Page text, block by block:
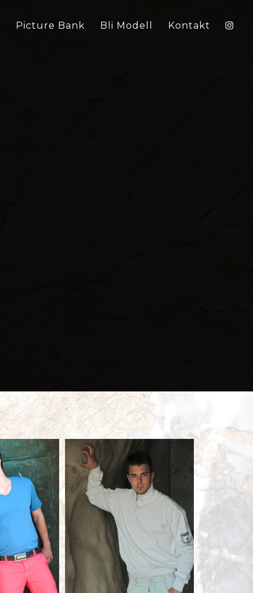
Picture Bank Bli Modell Kontakt